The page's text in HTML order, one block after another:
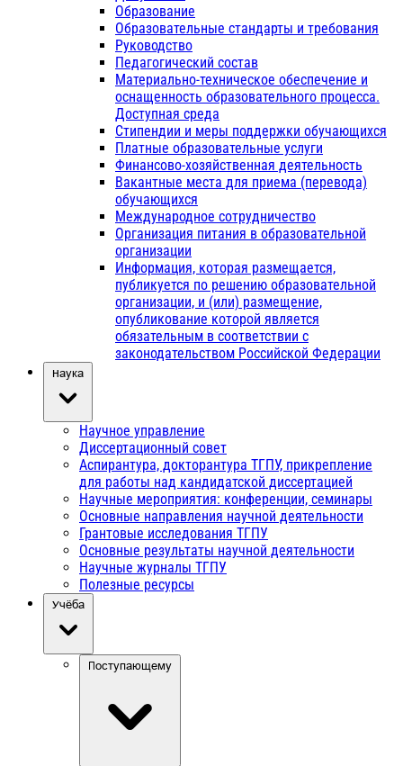
Образование
Образовательные стандарты и требования
Руководство
Педагогический состав
Материально-техническое обеспечение и
оснащенность образовательного процесса.
Доступная среда
Стипендии и меры поддержки обучающихся
Платные образовательные услуги
Финансово-хозяйственная деятельность
Вакантные места для приема (перевода)
обучающихся
Международное сотрудничество
Организация питания в образовательной
организации
Информация, которая размещается,
публикуется по решению образовательной
организации, и (или) размещение,
опубликование которой является
обязательным в соответствии с
законодательством Российской Федерации
Наука
Научное управление
Диссертационный совет
Аспирантура, докторантура ТГПУ, прикрепление
для работы над кандидатской диссертацией
Научные мероприятия: конференции, семинары
Основные направления научной деятельности
Грантовые исследования ТГПУ
Основные результаты научной деятельности
Научные журналы ТГПУ
Полезные ресурсы
Учёба
Поступающему